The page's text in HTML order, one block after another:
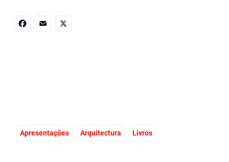
Apresentações Arquitectura Livros